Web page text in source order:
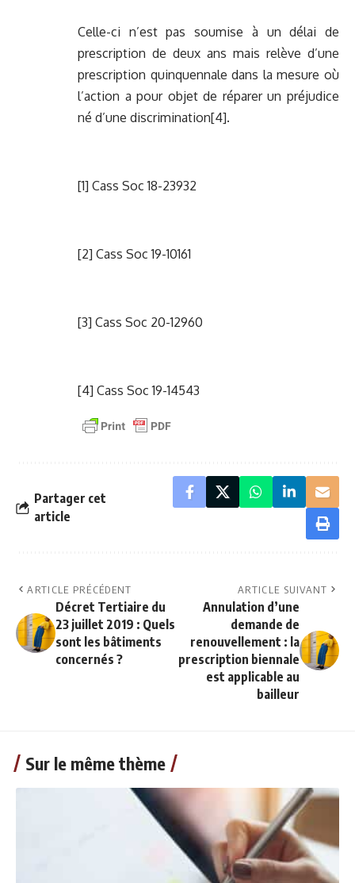
Celle-ci n’est pas soumise à un délai de
prescription de deux ans mais relève d’une
prescription quinquennale dans la mesure où
l’action a pour objet de réparer un préjudice
né d’une discrimination[4].
[1] Cass Soc 18-23932
[2] Cass Soc 19-10161
[3] Cass Soc 20-12960
[4] Cass Soc 19-14543
Partager cet
article
ARTICLE PRÉCÉDENT
Décret Tertiaire du
23 juillet 2019 : Quels
sont les bâtiments
concernés ?
ARTICLE SUIVANT
Annulation d’une
demande de
renouvellement : la
prescription biennale
est applicable au
bailleur
Sur le même thème